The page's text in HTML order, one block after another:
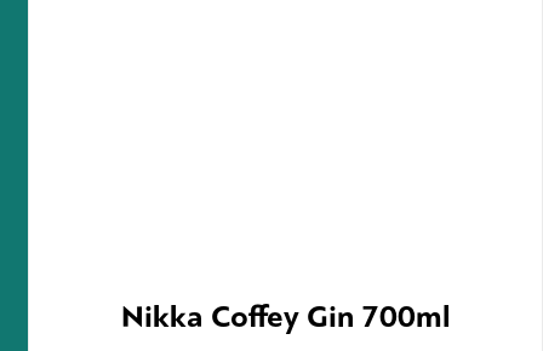
Nikka Coffey Gin 700ml